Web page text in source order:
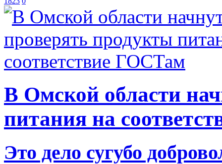
В Омской области
питания на
Это дело сугубо